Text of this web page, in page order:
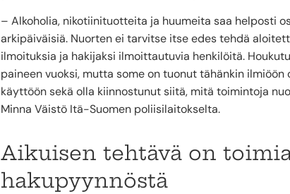
– Alkoholia, nikotiinituotteita ja huumeita saa helposti
arkipäiväisiä. Nuorten ei tarvitse itse edes tehdä
ilmoituksia ja hakijaksi ilmoittautuvia henkilöitä.
paineen vuoksi, mutta some on tuonut tähänkin
käyttöön sekä olla kiinnostunut siitä, mitä toimintoja
Minna Väistö Itä-Suomen poliisilaitokselta.
Aikuisen tehtävä on
hakupyynnöstä